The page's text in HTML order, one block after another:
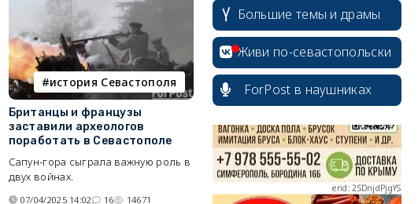
история Севастополя
Британцы и французы
заставили археологов
поработать в Севастополе
Сапун-гора сыграла важную роль в
двух войнах.
07/04/2025 14:02 16 14671
Большие темы и драмы
Живи по-севастопольски
ForPost в наушниках
erid: 2SDnjcrDNw6
erid: 2SDnjdPjgYS